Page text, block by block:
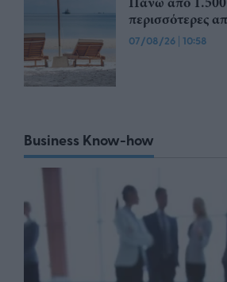
περισσότερες
07/08/26 | 10:58
Business Know-how